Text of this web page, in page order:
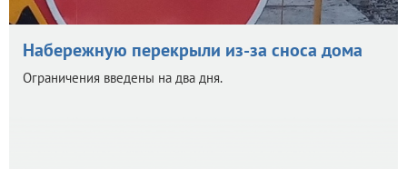
Набережную перекрыли из-за сноса дома
Ограничения введены на два дня.